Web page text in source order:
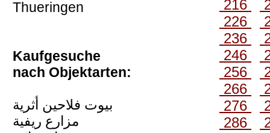
Thueringen
Kaufgesuche
nach Objektarten:
بيوت فلاحين أثرية
مزارع ريفية
216
226
236
246
256
266
276
286